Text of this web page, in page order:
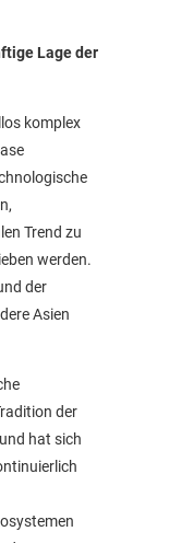
Lage der
komplex
Trend zu
werden.
der
Asien
der
hat sich